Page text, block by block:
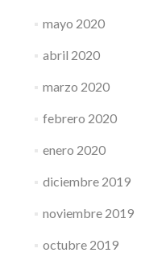
mayo 2020
abril 2020
marzo 2020
febrero 2020
enero 2020
diciembre 2019
noviembre 2019
octubre 2019